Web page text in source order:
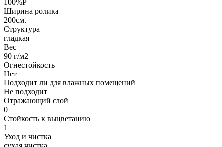
100%P
Ширина ролика
200см.
Структура
гладкая
Вес
90 г/м2
Огнестойкость
Нет
Подходит ли для влажных помещений
Не подходит
Отражающий слой
0
Стойкость к выцветанию
1
Уход и чистка
сухая чистка